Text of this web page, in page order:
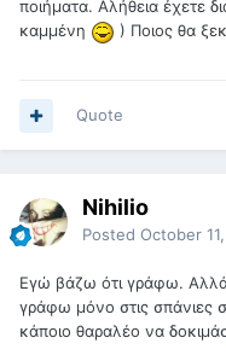
ποιήματα. Αλήθεια έχετε
καμμένη
) Ποιος θα
Quote
Nihilio
Posted October
Εγώ βάζω ότι γράφω. Αλλά
γράφω μόνο στις σπάνιες
κάποιο θαραλέο να